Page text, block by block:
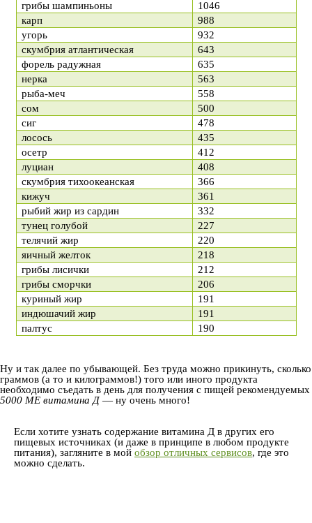
грибы шампиньоны
1046
карп
988
угорь
932
скумбрия атлантическая
643
форель радужная
635
нерка
563
рыба-меч
558
сом
500
сиг
478
лосось
435
осетр
412
луциан
408
скумбрия тихоокеанская
366
кижуч
361
рыбий жир из сардин
332
тунец голубой
227
телячий жир
220
яичный желток
218
грибы лисички
212
грибы сморчки
206
куриный жир
191
индюшачий жир
191
палтус
190
Ну и так далее по убывающей. Без труда можно прикинуть, сколько
граммов (а то и килограммов!) того или иного продукта
необходимо съедать в день для получения с пищей рекомендуемых
5000 МЕ витамина Д — ну очень много!
Если хотите узнать содержание витамина Д в других его
пищевых источниках (и даже в принципе в любом продукте
питания), загляните в мой обзор отличных сервисов, где это
можно сделать.